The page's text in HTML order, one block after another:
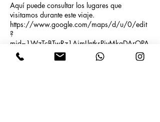
Aquí puede consultar los lugares que
visitamos durante este viaje.
https://www.google.com/maps/d/u/0/edit
?
mid=1WzTcBTwRz1AimLlntksPjvMkgDArOPA
&usp=sharing
※Se abrirá Google Maps.